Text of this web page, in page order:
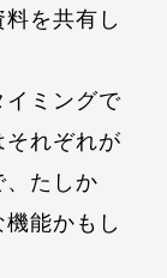
を共有し
ミングで
れぞれが
たしか
能かもし